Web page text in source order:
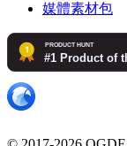
媒體素材包